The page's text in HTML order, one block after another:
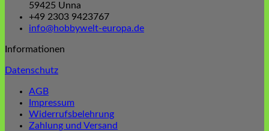
59425 Unna
+49 2303 9423767
info@hobbywelt-europa.de
Informationen
Datenschutz
AGB
Impressum
Widerrufsbelehrung
Zahlung und Versand